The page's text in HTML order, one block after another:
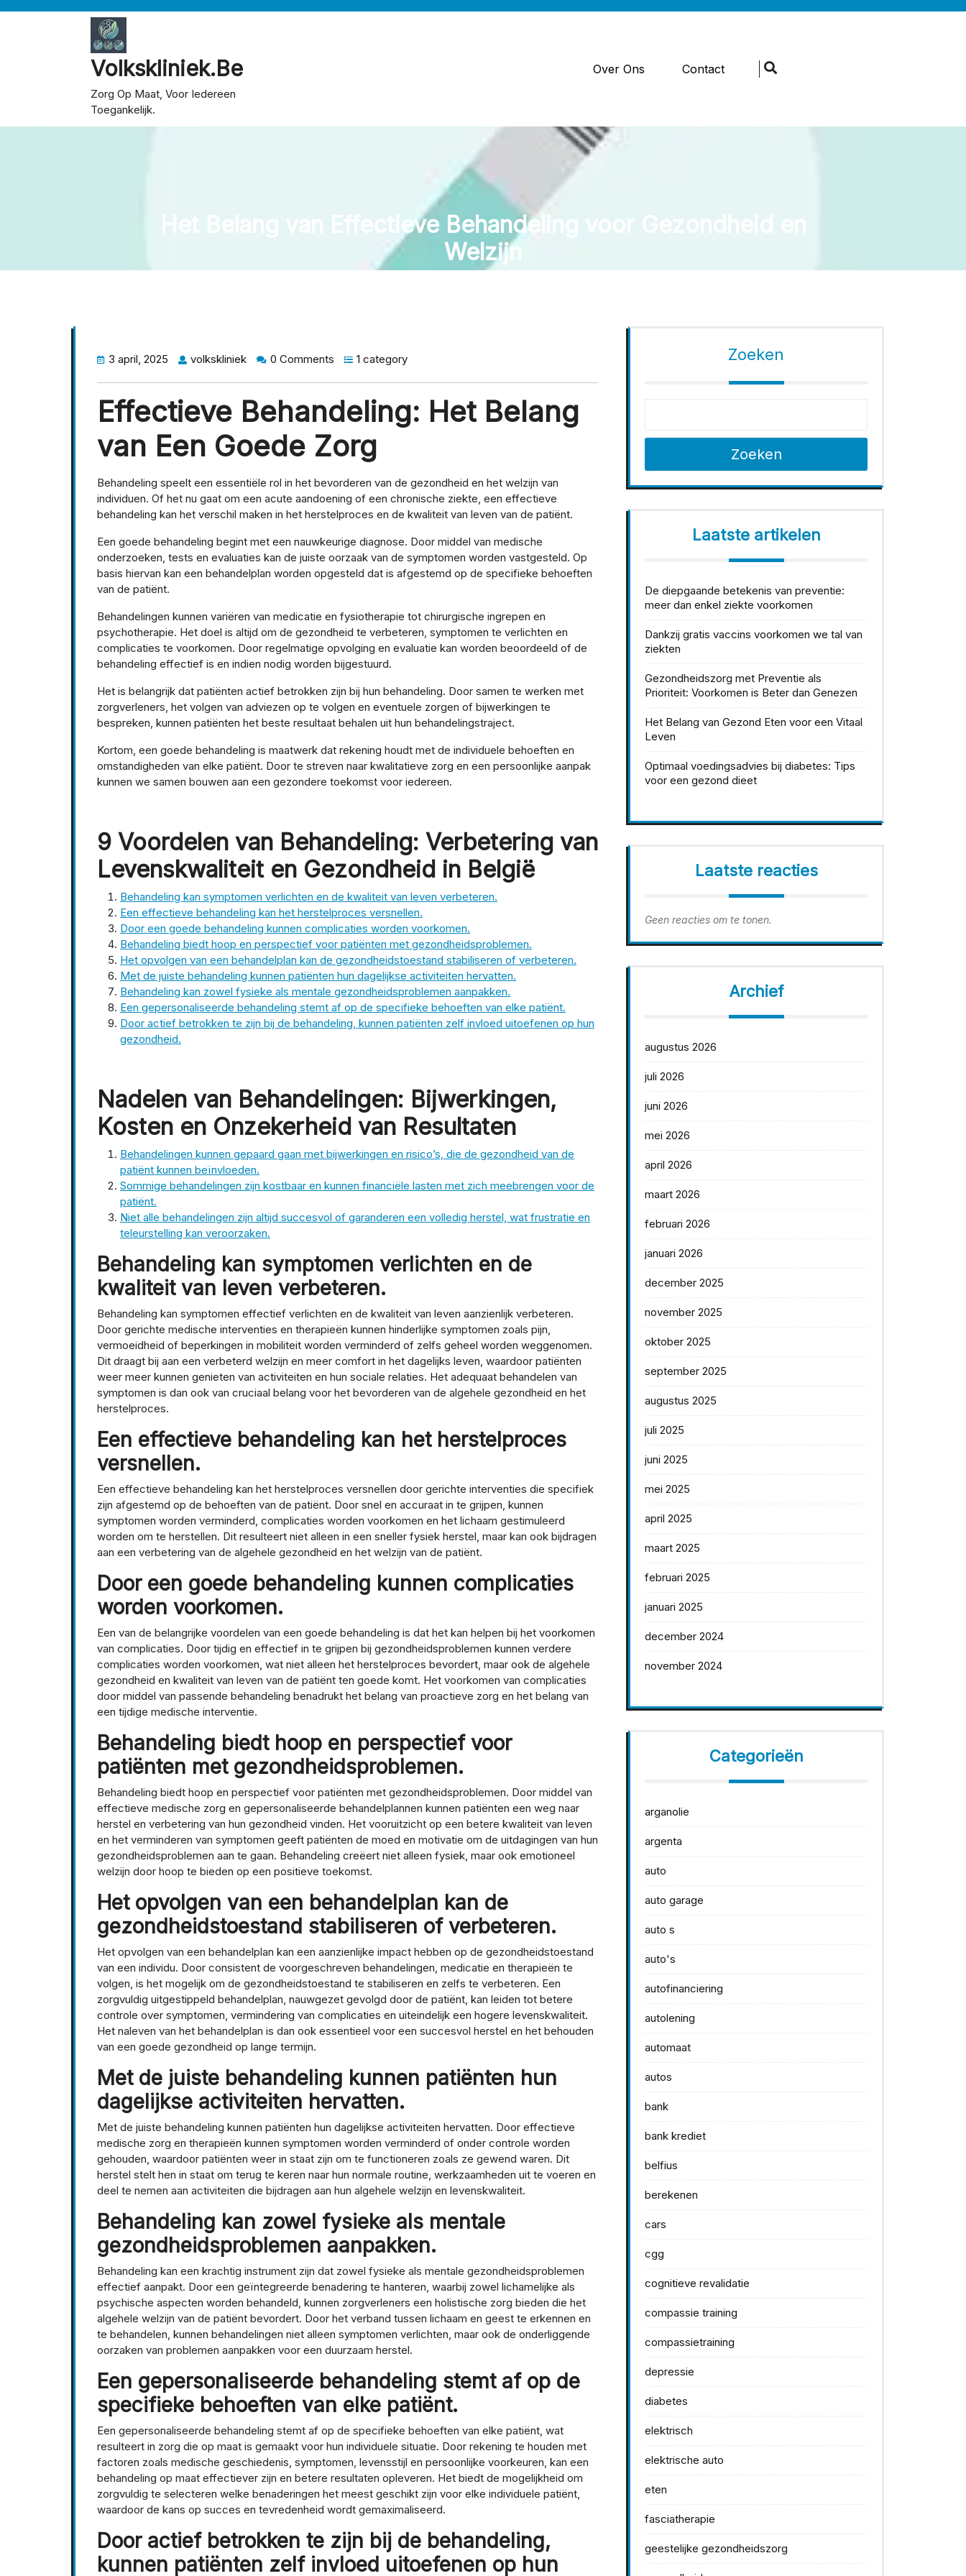
Volkskliniek.be
Zorg Op Maat, Voor Iedereen
Toegankelijk.
Over Ons Contact
Het Belang van Effectieve Behandeling voor Gezondheid en
Welzijn
3 april, 2025 volkskliniek 0 Comments 1 category
Effectieve Behandeling: Het Belang
van Een Goede Zorg
Behandeling speelt een essentiële rol in het bevorderen van de gezondheid en het welzijn van
individuen. Of het nu gaat om een acute aandoening of een chronische ziekte, een effectieve
behandeling kan het verschil maken in het herstelproces en de kwaliteit van leven van de patiënt.
Een goede behandeling begint met een nauwkeurige diagnose. Door middel van medische
onderzoeken, tests en evaluaties kan de juiste oorzaak van de symptomen worden vastgesteld. Op
basis hiervan kan een behandelplan worden opgesteld dat is afgestemd op de specifieke behoeften
van de patiënt.
Behandelingen kunnen variëren van medicatie en fysiotherapie tot chirurgische ingrepen en
psychotherapie. Het doel is altijd om de gezondheid te verbeteren, symptomen te verlichten en
complicaties te voorkomen. Door regelmatige opvolging en evaluatie kan worden beoordeeld of de
behandeling effectief is en indien nodig worden bijgestuurd.
Het is belangrijk dat patiënten actief betrokken zijn bij hun behandeling. Door samen te werken met
zorgverleners, het volgen van adviezen op te volgen en eventuele zorgen of bijwerkingen te
bespreken, kunnen patiënten het beste resultaat behalen uit hun behandelingstraject.
Kortom, een goede behandeling is maatwerk dat rekening houdt met de individuele behoeften en
omstandigheden van elke patiënt. Door te streven naar kwalitatieve zorg en een persoonlijke aanpak
kunnen we samen bouwen aan een gezondere toekomst voor iedereen.
9 Voordelen van Behandeling: Verbetering van
Levenskwaliteit en Gezondheid in België
Behandeling kan symptomen verlichten en de kwaliteit van leven verbeteren.
Een effectieve behandeling kan het herstelproces versnellen.
Door een goede behandeling kunnen complicaties worden voorkomen.
Behandeling biedt hoop en perspectief voor patiënten met gezondheidsproblemen.
Het opvolgen van een behandelplan kan de gezondheidstoestand stabiliseren of verbeteren.
Met de juiste behandeling kunnen patiënten hun dagelijkse activiteiten hervatten.
Behandeling kan zowel fysieke als mentale gezondheidsproblemen aanpakken.
Een gepersonaliseerde behandeling stemt af op de specifieke behoeften van elke patiënt.
Door actief betrokken te zijn bij de behandeling, kunnen patiënten zelf invloed uitoefenen op hun
gezondheid.
Nadelen van Behandelingen: Bijwerkingen,
Kosten en Onzekerheid van Resultaten
Behandelingen kunnen gepaard gaan met bijwerkingen en risico’s, die de gezondheid van de
patiënt kunnen beïnvloeden.
Sommige behandelingen zijn kostbaar en kunnen financiële lasten met zich meebrengen voor de
patiënt.
Niet alle behandelingen zijn altijd succesvol of garanderen een volledig herstel, wat frustratie en
teleurstelling kan veroorzaken.
Behandeling kan symptomen verlichten en de
kwaliteit van leven verbeteren.
Behandeling kan symptomen effectief verlichten en de kwaliteit van leven aanzienlijk verbeteren.
Door gerichte medische interventies en therapieën kunnen hinderlijke symptomen zoals pijn,
vermoeidheid of beperkingen in mobiliteit worden verminderd of zelfs geheel worden weggenomen.
Dit draagt bij aan een verbeterd welzijn en meer comfort in het dagelijks leven, waardoor patiënten
weer meer kunnen genieten van activiteiten en hun sociale relaties. Het adequaat behandelen van
symptomen is dan ook van cruciaal belang voor het bevorderen van de algehele gezondheid en het
herstelproces.
Een effectieve behandeling kan het herstelproces
versnellen.
Een effectieve behandeling kan het herstelproces versnellen door gerichte interventies die specifiek
zijn afgestemd op de behoeften van de patiënt. Door snel en accuraat in te grijpen, kunnen
symptomen worden verminderd, complicaties worden voorkomen en het lichaam gestimuleerd
worden om te herstellen. Dit resulteert niet alleen in een sneller fysiek herstel, maar kan ook bijdragen
aan een verbetering van de algehele gezondheid en het welzijn van de patiënt.
Door een goede behandeling kunnen complicaties
worden voorkomen.
Een van de belangrijke voordelen van een goede behandeling is dat het kan helpen bij het voorkomen
van complicaties. Door tijdig en effectief in te grijpen bij gezondheidsproblemen kunnen verdere
complicaties worden voorkomen, wat niet alleen het herstelproces bevordert, maar ook de algehele
gezondheid en kwaliteit van leven van de patiënt ten goede komt. Het voorkomen van complicaties
door middel van passende behandeling benadrukt het belang van proactieve zorg en het belang van
een tijdige medische interventie.
Behandeling biedt hoop en perspectief voor
patiënten met gezondheidsproblemen.
Behandeling biedt hoop en perspectief voor patiënten met gezondheidsproblemen. Door middel van
effectieve medische zorg en gepersonaliseerde behandelplannen kunnen patiënten een weg naar
herstel en verbetering van hun gezondheid vinden. Het vooruitzicht op een betere kwaliteit van leven
en het verminderen van symptomen geeft patiënten de moed en motivatie om de uitdagingen van hun
gezondheidsproblemen aan te gaan. Behandeling creëert niet alleen fysiek, maar ook emotioneel
welzijn door hoop te bieden op een positieve toekomst.
Het opvolgen van een behandelplan kan de
gezondheidstoestand stabiliseren of verbeteren.
Het opvolgen van een behandelplan kan een aanzienlijke impact hebben op de gezondheidstoestand
van een individu. Door consistent de voorgeschreven behandelingen, medicatie en therapieën te
volgen, is het mogelijk om de gezondheidstoestand te stabiliseren en zelfs te verbeteren. Een
zorgvuldig uitgestippeld behandelplan, nauwgezet gevolgd door de patiënt, kan leiden tot betere
controle over symptomen, vermindering van complicaties en uiteindelijk een hogere levenskwaliteit.
Het naleven van het behandelplan is dan ook essentieel voor een succesvol herstel en het behouden
van een goede gezondheid op lange termijn.
Met de juiste behandeling kunnen patiënten hun
dagelijkse activiteiten hervatten.
Met de juiste behandeling kunnen patiënten hun dagelijkse activiteiten hervatten. Door effectieve
medische zorg en therapieën kunnen symptomen worden verminderd of onder controle worden
gehouden, waardoor patiënten weer in staat zijn om te functioneren zoals ze gewend waren. Dit
herstel stelt hen in staat om terug te keren naar hun normale routine, werkzaamheden uit te voeren en
deel te nemen aan activiteiten die bijdragen aan hun algehele welzijn en levenskwaliteit.
Behandeling kan zowel fysieke als mentale
gezondheidsproblemen aanpakken.
Behandeling kan een krachtig instrument zijn dat zowel fysieke als mentale gezondheidsproblemen
effectief aanpakt. Door een geïntegreerde benadering te hanteren, waarbij zowel lichamelijke als
psychische aspecten worden behandeld, kunnen zorgverleners een holistische zorg bieden die het
algehele welzijn van de patiënt bevordert. Door het verband tussen lichaam en geest te erkennen en
te behandelen, kunnen behandelingen niet alleen symptomen verlichten, maar ook de onderliggende
oorzaken van problemen aanpakken voor een duurzaam herstel.
Een gepersonaliseerde behandeling stemt af op de
specifieke behoeften van elke patiënt.
Een gepersonaliseerde behandeling stemt af op de specifieke behoeften van elke patiënt, wat
resulteert in zorg die op maat is gemaakt voor hun individuele situatie. Door rekening te houden met
factoren zoals medische geschiedenis, symptomen, levensstijl en persoonlijke voorkeuren, kan een
behandeling op maat effectiever zijn en betere resultaten opleveren. Het biedt de mogelijkheid om
zorgvuldig te selecteren welke benaderingen het meest geschikt zijn voor elke individuele patiënt,
waardoor de kans op succes en tevredenheid wordt gemaximaliseerd.
Door actief betrokken te zijn bij de behandeling,
kunnen patiënten zelf invloed uitoefenen op hun
Zoeken
Zoeken
Laatste artikelen
De diepgaande betekenis van preventie:
meer dan enkel ziekte voorkomen
Dankzij gratis vaccins voorkomen we tal van
ziekten
Gezondheidszorg met Preventie als
Prioriteit: Voorkomen is Beter dan Genezen
Het Belang van Gezond Eten voor een Vitaal
Leven
Optimaal voedingsadvies bij diabetes: Tips
voor een gezond dieet
Laatste reacties
Geen reacties om te tonen.
Archief
augustus 2026
juli 2026
juni 2026
mei 2026
april 2026
maart 2026
februari 2026
januari 2026
december 2025
november 2025
oktober 2025
september 2025
augustus 2025
juli 2025
juni 2025
mei 2025
april 2025
maart 2025
februari 2025
januari 2025
december 2024
november 2024
Categorieën
arganolie
argenta
auto
auto garage
auto s
auto's
autofinanciering
autolening
automaat
autos
bank
bank krediet
belfius
berekenen
cars
cgg
cognitieve revalidatie
compassie training
compassietraining
depressie
diabetes
elektrisch
elektrische auto
eten
fasciatherapie
geestelijke gezondheidszorg